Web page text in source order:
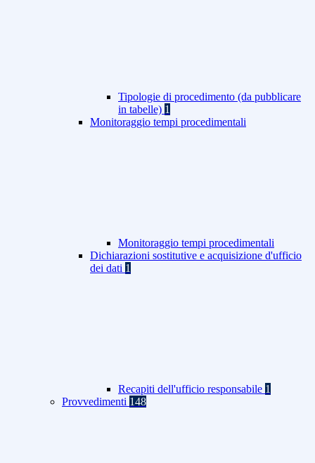
Tipologie di procedimento (da pubblicare
in tabelle) 1
Monitoraggio tempi procedimentali
Monitoraggio tempi procedimentali
Dichiarazioni sostitutive e acquisizione d'ufficio
dei dati 1
Recapiti dell'ufficio responsabile 1
Provvedimenti 148